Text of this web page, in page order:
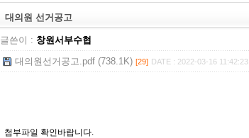
대의원 선거공고
글쓴이 : 창원서부수협
대의원선거공고.pdf (738.1K) [29] DATE : 2022-03-16 11:42:23
첨부파일 확인바랍니다.